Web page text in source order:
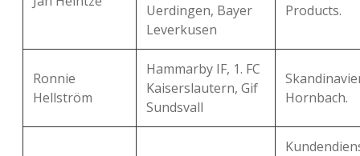
Uerdingen, Bayer
Leverkusen
Products.
Ronnie
Hellström
Hammarby IF, 1. FC
Kaiserslautern, Gif
Sundsvall
Hornbach.